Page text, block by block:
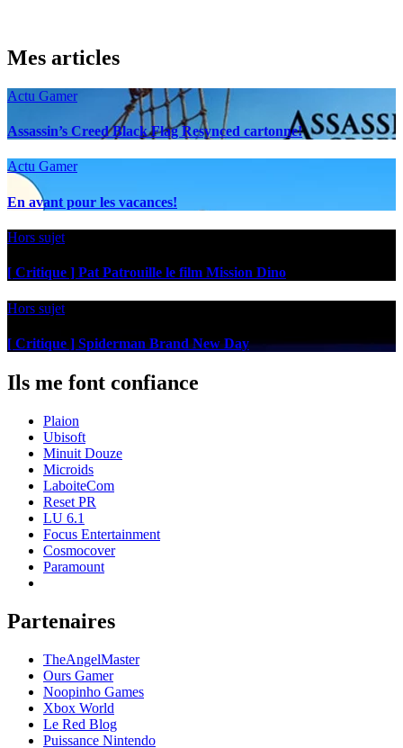
Mes articles
Actu Gamer
Assassin’s Creed Black Flag Resynced cartonne!
Actu Gamer
En avant pour les vacances!
Hors sujet
[ Critique ] Pat Patrouille le film Mission Dino
Hors sujet
[ Critique ] Spiderman Brand New Day
Ils me font confiance
Plaion
Ubisoft
Minuit Douze
Microids
LaboiteCom
Reset PR
LU 6.1
Focus Entertainment
Cosmocover
Paramount
Partenaires
TheAngelMaster
Ours Gamer
Noopinho Games
Xbox World
Le Red Blog
Puissance Nintendo